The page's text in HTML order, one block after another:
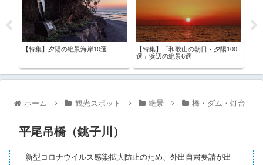
【特集】夕陽の絶景海岸10選
【特集】「和歌山の朝日・夕陽100
選」浜辺の絶景6選
ホーム 観光スポット 絶景 橋・ダム・灯台
平尾吊橋（銚子川）
新型コロナウイルス感染拡大防止のため、外出自粛要請が出